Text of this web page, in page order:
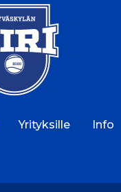
Yrityksille Info